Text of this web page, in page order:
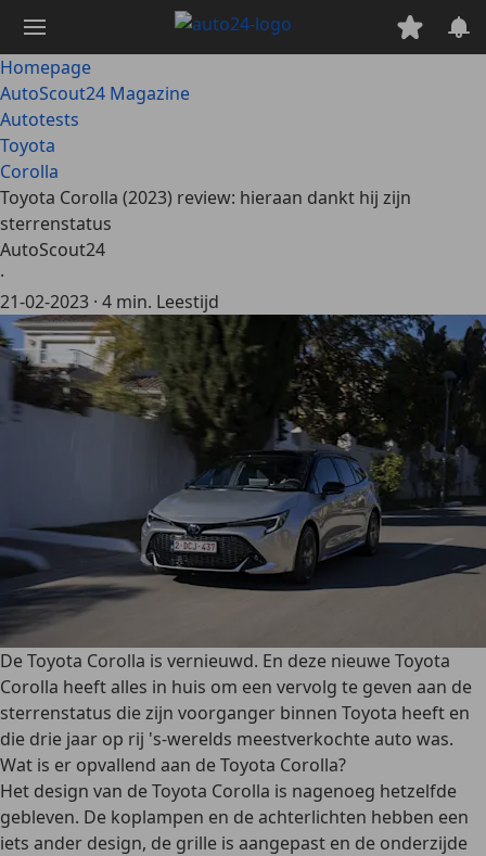
naar
hoofdinhoud
Homepage
AutoScout24 Magazine
Autotests
Toyota
Corolla
Toyota Corolla (2023) review: hieraan dankt hij zijn
sterrenstatus
AutoScout24
·
21-02-2023 · 4 min. Leestijd
De Toyota Corolla is vernieuwd. En deze nieuwe Toyota
Corolla heeft alles in huis om een vervolg te geven aan de
sterrenstatus die zijn voorganger binnen Toyota heeft en
die drie jaar op rij 's-werelds meestverkochte auto was.
Wat is er opvallend aan de Toyota Corolla?
Het design van de Toyota Corolla is nagenoeg hetzelfde
gebleven. De koplampen en de achterlichten hebben een
iets ander design, de grille is aangepast en de onderzijde